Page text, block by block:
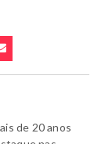
de 20 anos